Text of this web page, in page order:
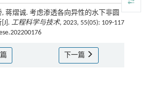
蒋熠诚. 考虑渗透各向异性的水下非圆
工程科学与技术, 2023, 55(05): 109-117
下一篇